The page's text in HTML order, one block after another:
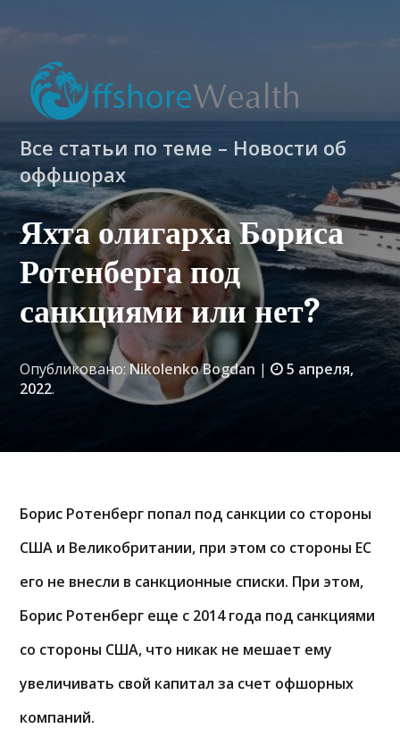
Все статьи по теме – Новости об
оффшорах
Яхта олигарха Бориса
Ротенберга под
санкциями или нет?
Опубликовано:Nikolenko Bogdan |
5 апреля,
2022.
Борис Ротенберг попал под санкции со стороны
США и Великобритании, при этом со стороны ЕС
его не внесли в санкционные списки. При этом,
Борис Ротенберг еще с 2014 года под санкциями
со стороны США, что никак не мешает ему
увеличивать свой капитал за счет офшорных
компаний.